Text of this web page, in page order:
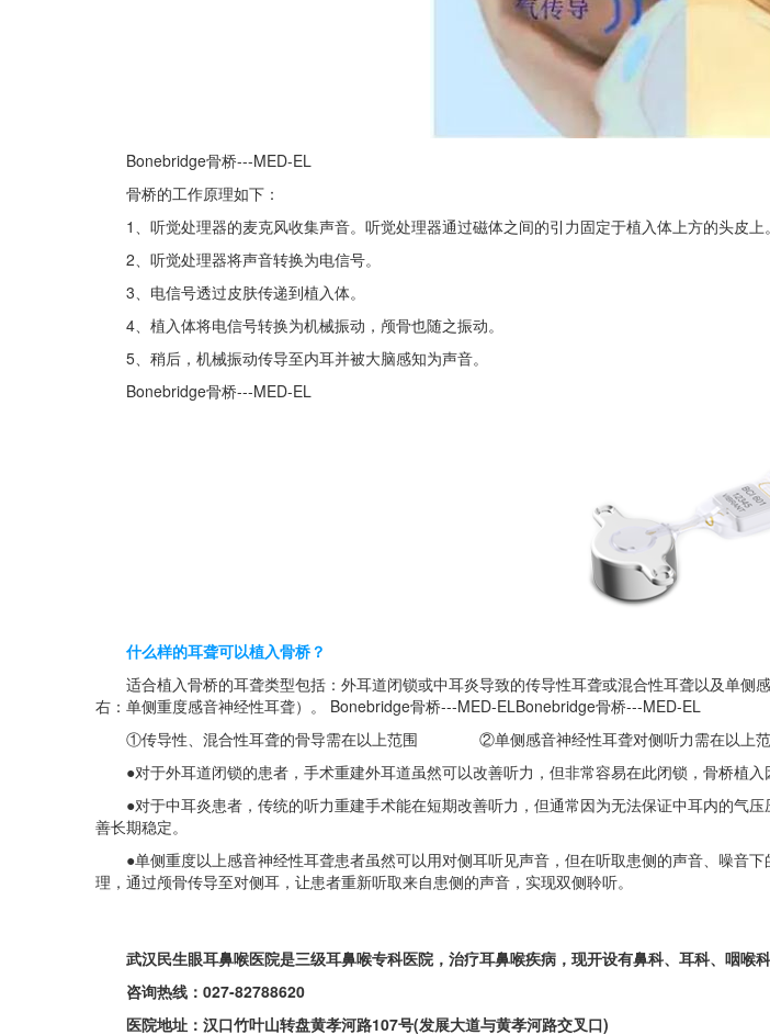
Bonebridge骨桥---MED-EL
骨桥的工作原理如下：
1、听觉处理器的麦克风收集声音。听觉处理器通过磁体之间的引力固定于植入体上方的头皮上。
2、听觉处理器将声音转换为电信号。
3、电信号透过皮肤传递到植入体。
4、植入体将电信号转换为机械振动，颅骨也随之振动。
5、稍后，机械振动传导至内耳并被大脑感知为声音。
Bonebridge骨桥---MED-EL
什么样的耳聋可以植入骨桥？
适合植入骨桥的耳聋类型包括：外耳道闭锁或中耳炎导致的传导性耳聋或混合性耳聋以及单侧
右：单侧重度感音神经性耳聋）。 Bonebridge骨桥---MED-ELBonebridge骨桥---MED-EL
①传导性、混合性耳聋的骨导需在以上范围 ②单侧感音神经性耳聋对侧听力需在以上
●对于外耳道闭锁的患者，手术重建外耳道虽然可以改善听力，但非常容易在此闭锁，骨桥植入
●对于中耳炎患者，传统的听力重建手术能在短期改善听力，但通常因为无法保证中耳内的气
善长期稳定。
●单侧重度以上感音神经性耳聋患者虽然可以用对侧耳听见声音，但在听取患侧的声音、噪音
理，通过颅骨传导至对侧耳，让患者重新听取来自患侧的声音，实现双侧聆听。
武汉民生眼耳鼻喉医院是三级耳鼻喉专科医院，治疗耳鼻喉疾病，现开设有鼻科、耳科、咽喉
咨询热线：027-82788620
医院地址：汉口竹叶山转盘黄孝河路107号(发展大道与黄孝河路交叉口)